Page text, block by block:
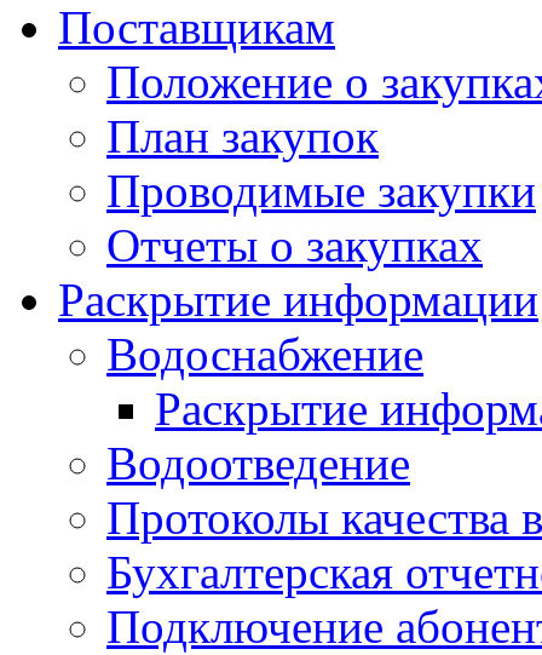
Поставщикам
Положение о
План закупок
Проводимые закупки
Отчеты о закупках
Раскрытие информации
Водоснабжение
Раскрытие
Водоотведение
Протоколы качества
Бухгалтерская
Подключение